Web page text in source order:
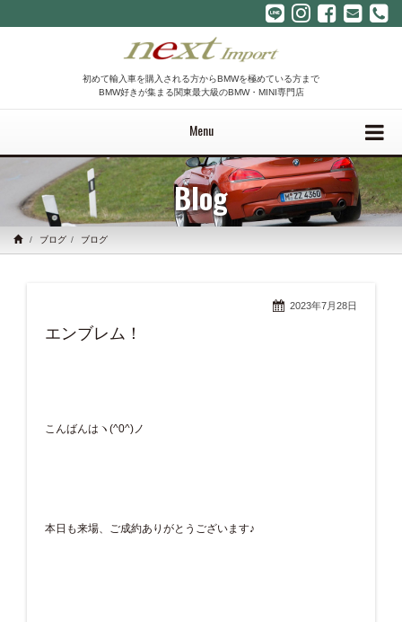
初めて輸入車を購入される方からBMWを極めている方まで
BMW好きが集まる関東最大級のBMW・MINI専門店
Menu
Blog
ブログ ブログ
2023年7月28日
エンブレム！
こんばんはヽ(^0^)ノ
本日も来場、ご成約ありがとうございます♪